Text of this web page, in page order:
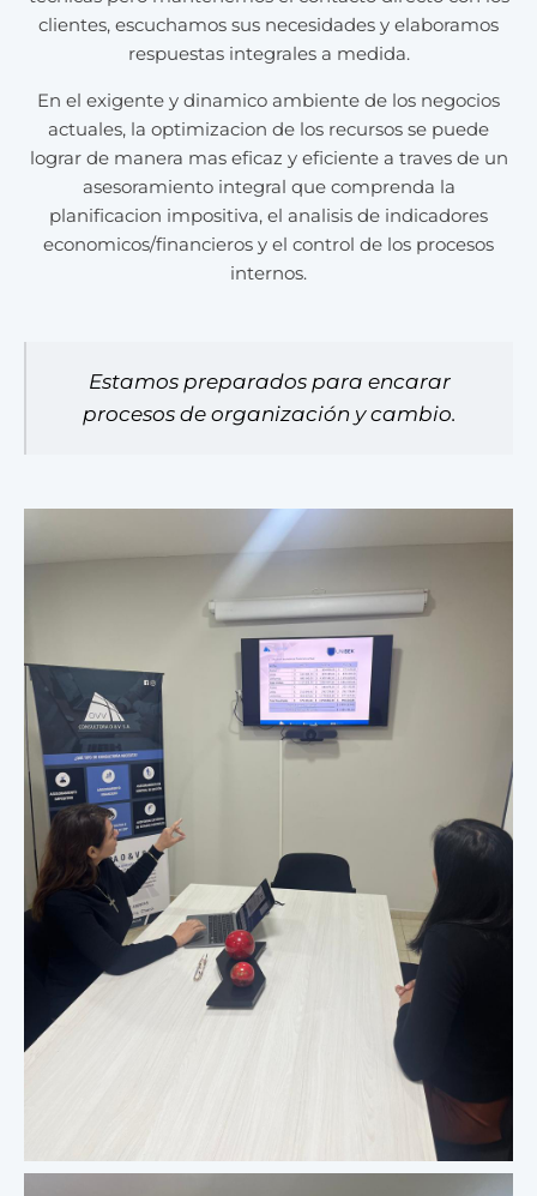
clientes, escuchamos sus necesidades y elaboramos
respuestas integrales a medida.
En el exigente y dinamico ambiente de los negocios
actuales, la optimizacion de los recursos se puede
lograr de manera mas eficaz y eficiente a traves de un
asesoramiento integral que comprenda la
planificacion impositiva, el analisis de indicadores
economicos/financieros y el control de los procesos
internos.
Estamos preparados para encarar
procesos de organización y cambio.